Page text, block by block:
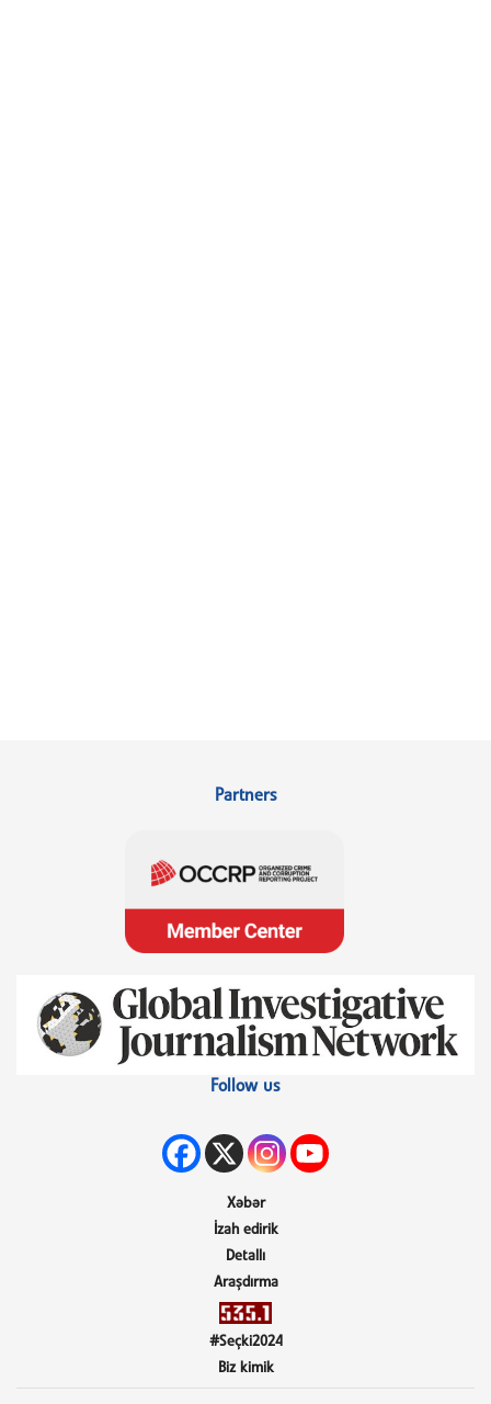
Partners
Follow us
Xəbər
İzah edirik
Detallı
Araşdırma
#Seçki2024
Biz kimik